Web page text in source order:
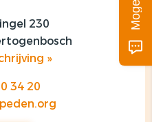
230
»
34 20